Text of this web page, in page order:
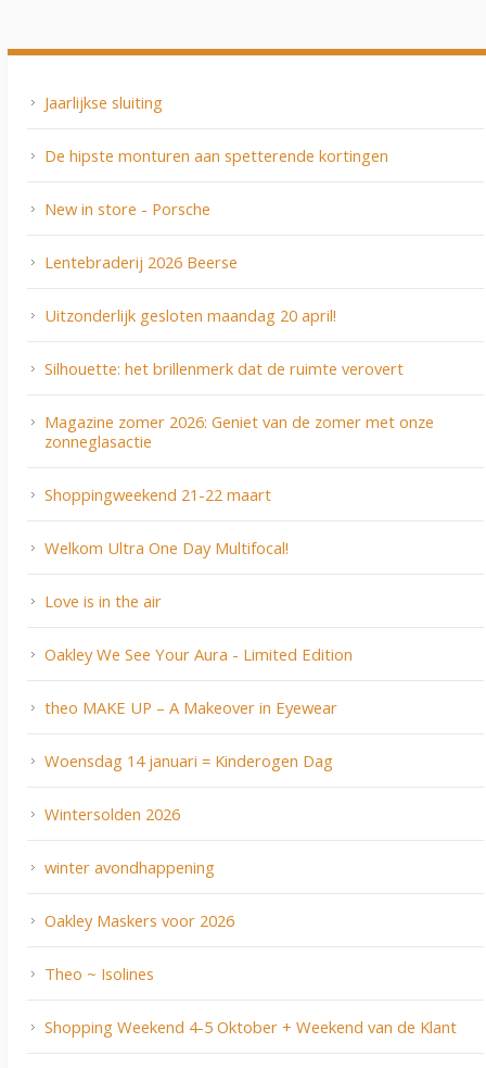
Jaarlijkse sluiting
De hipste monturen aan spetterende kortingen
New in store - Porsche
Lentebraderij 2026 Beerse
Uitzonderlijk gesloten maandag 20 april!
Silhouette: het brillenmerk dat de ruimte verovert
Magazine zomer 2026: Geniet van de zomer met onze
zonneglasactie
Shoppingweekend 21-22 maart
Welkom Ultra One Day Multifocal!
Love is in the air
Oakley We See Your Aura - Limited Edition
theo MAKE UP – A Makeover in Eyewear
Woensdag 14 januari = Kinderogen Dag
Wintersolden 2026
winter avondhappening
Oakley Maskers voor 2026
Theo ~ Isolines
Shopping Weekend 4-5 Oktober + Weekend van de Klant